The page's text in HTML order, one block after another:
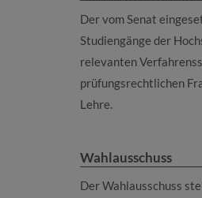
Der vom Senat
Studiengänge der
relevanten
prüfungsrechtlichen
Lehre.
Wahlausschuss
Der Wahlausschuss